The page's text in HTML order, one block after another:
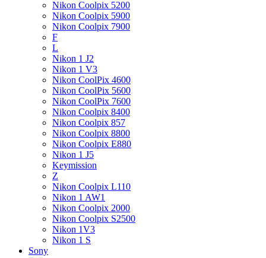
Nikon Coolpix 5200
Nikon Coolpix 5900
Nikon Coolpix 7900
F
L
Nikon 1 J2
Nikon 1 V3
Nikon CoolPix 4600
Nikon CoolPix 5600
Nikon CoolPix 7600
Nikon Coolpix 8400
Nikon Coolpix 857
Nikon Coolpix 8800
Nikon Coolpix E880
Nikon 1 J5
Keymission
Z
Nikon Coolpix L110
Nikon 1 AW1
Nikon Coolpix 2000
Nikon Coolpix S2500
Nikon 1V3
Nikon 1 S
Sony